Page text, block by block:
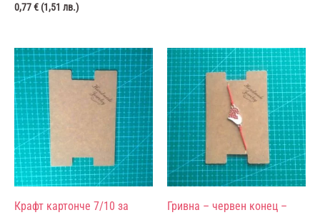
0,77€ (1,51 лв.)
Крафт картонче 7/10 за
Гривна – червен конец –